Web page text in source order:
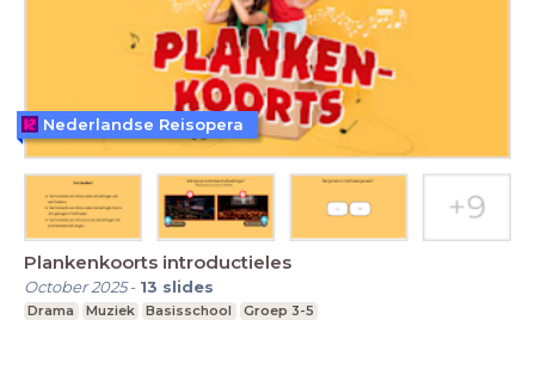
Plankenkoorts introductieles
October 2025- 13 slides
Drama Muziek Basisschool Groep 3-5
Nederlandse Reisopera